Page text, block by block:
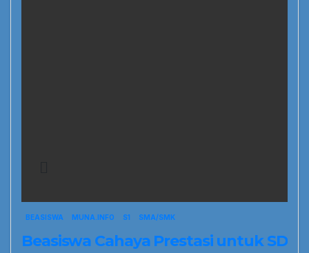
BEASISWA MUNA.INFO S1 SMA/SMK
Beasiswa Cahaya Prestasi untuk SD